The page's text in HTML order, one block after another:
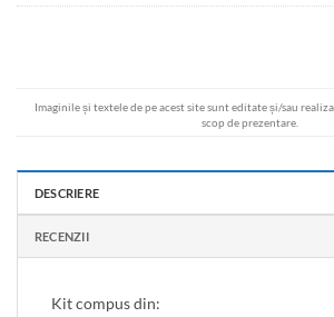
Imaginile și textele de pe acest site sunt editate și/sau
scop de prezentare.
DESCRIERE
RECENZII
Kit compus din: